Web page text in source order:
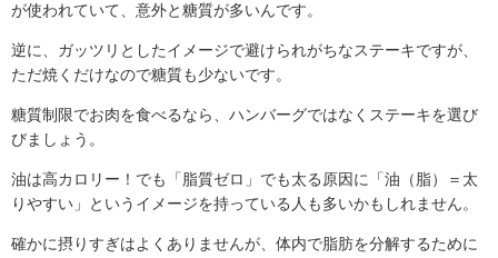
が使われていて、意外と糖質が多いんです。
逆に、ガッツリとしたイメージで避けられがちなステーキですが、
ただ焼くだけなので糖質も少ないです。
糖質制限でお肉を食べるなら、ハンバーグではなくステーキを選び
びましょう。
油は高カロリー！でも「脂質ゼロ」でも太る原因に「油（脂）＝太
りやすい」というイメージを持っている人も多いかもしれません。
確かに摂りすぎはよくありませんが、体内で脂肪を分解するために